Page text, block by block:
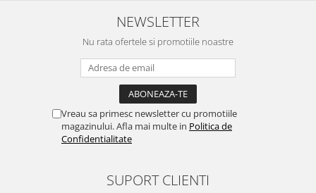
NEWSLETTER
Nu rata ofertele si promotiile noastre
Vreau sa primesc newsletter cu promotiile
magazinului. Afla mai multe in Politica de
Confidentialitate
SUPORT CLIENTI